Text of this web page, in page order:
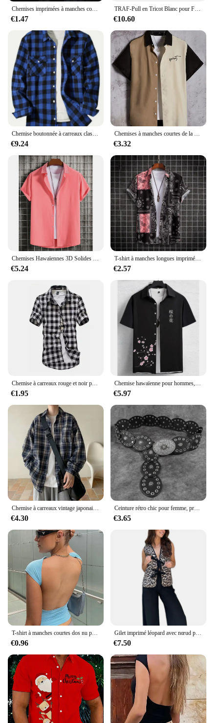
Chemises imprimées à manches courtes pour hommes, haut de plage fin, vêtements essentiels de loisirs pour bord de mer
€1.47
TRAF-Pull en Tricot Blanc pour Femme, Chandail Court et Moulant, Bleue, 2024
€10.60
Chemise boutonnée à carreaux classique pour hommes, chemise à glouton décontractée intelligente, manches longues, poitrine transportée, conception à deux poches, printemps, automne
€9.24
Chemises à manches courtes de la mode masculine de la rue extérieure pour hommes Chemises à manches courtes pour hommes confortables en vrac
€3.32
Chemises Hawaïennes 3D Solides pour Homme, Imprimées de Documents, de Haute Qualité, pour ixde Plage, PVD mn
€5.24
T-shirt à manches longues imprimé graffiti 3D pour hommes et enfants, chemises hawaïennes unisexes, chemisiers, streetwear, mode estivale
€2.57
Chemise à carreaux rouge et noir pour homme, à manches courtes, à la mode, nouvelle collection été 2024
€1.95
Chemise hawaïenne pour hommes, impression de fleurs et de texte 3D, sweat-shirt de fête de plage, chemise et chemisier de haute qualité, vêtements pour hommes
€5.97
Chemise à carreaux vintage japonaise pour hommes, manches longues, nouveau modèle, adt-fit, décontracté, haut de gamme, drapeau, veste pour hommes, printemps, automne
€4.30
Ceinture rétro chic pour femme, préférée mentée d'une jupe, d'un pull, d'un costume, d'une large couverture audio, nouvelle collection
€3.65
T-shirt à manches courtes dos nu pour femmes, tenue multi-usages, slim, basique, slim, découpé, sexy, été, 2023
€0.96
Gilet imprimé léopard avec nœud papillon pour femme, cardigan à col en V, veste décontractée en émail, nouveau, 2024
€7.50